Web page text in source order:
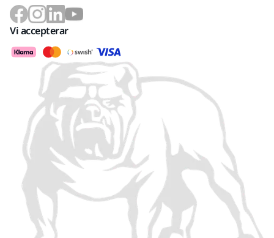
Vi accepterar